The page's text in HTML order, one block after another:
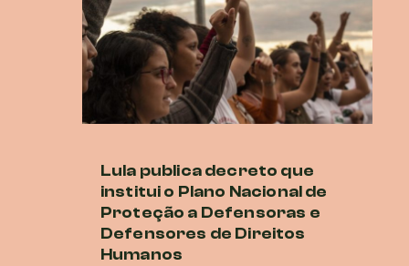
Lula publica decreto que
institui o Plano Nacional de
Proteção a Defensoras e
Defensores de Direitos
Humanos